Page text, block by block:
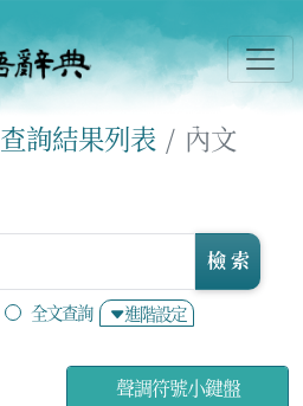
查詢結果列表 內文
全文查詢 進階設定
檢 索
聲調符號小鍵盤